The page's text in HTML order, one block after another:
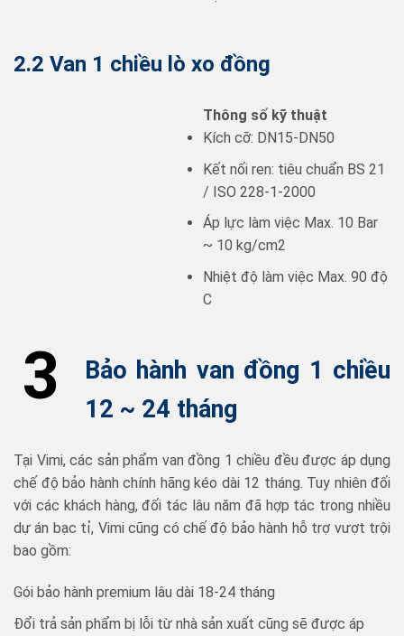
2.2 Van 1 chiều lò xo đồng
Thông số kỹ thuật
Kích cỡ: DN15-DN50
Kết nối ren: tiêu chuẩn BS 21
/ ISO 228-1-2000
Áp lực làm việc Max. 10 Bar
~ 10 kg/cm2
Nhiệt độ làm việc Max. 90 độ
C
3
Bảo hành van đồng 1 chiều
12 ~ 24 tháng
Tại Vimi, các sản phẩm van đồng 1 chiều đều được áp dụng
chế độ bảo hành chính hãng kéo dài 12 tháng. Tuy nhiên đối
với các khách hàng, đối tác lâu năm đã hợp tác trong nhiều
dự án bạc tỉ, Vimi cũng có chế độ bảo hành hỗ trợ vượt trội
bao gồm:
Gói bảo hành premium lâu dài 18-24 tháng
Đổi trả sản phẩm bị lỗi từ nhà sản xuất cũng sẽ được áp